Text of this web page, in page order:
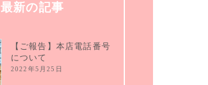
最新の記事
【ご報告】本店電話番号
について
2022年5月25日